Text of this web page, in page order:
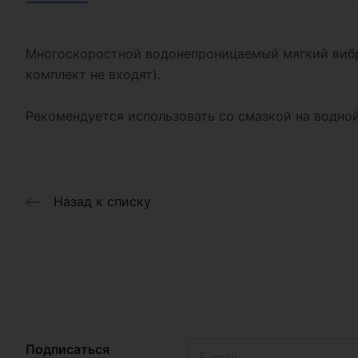
Многоскоростной водонепроницаемый мягкий
комплект не входят).
Рекомендуется использовать со смазкой на
Назад к списку
Подписаться